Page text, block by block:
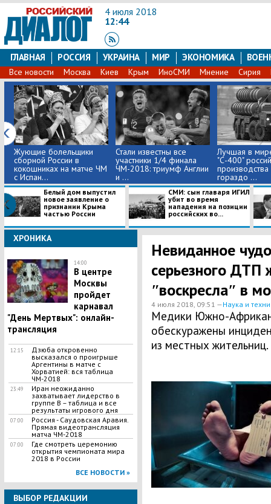
4 июля 2018
12:44
ГЛАВНАЯ РОССИЯ УКРАИНА МИР ЭКОНОМИКА
Все новости Москва Киев Крым ИноСМИ Мнение Сирия
Жующие болельщики
сборной России в
кокошниках на матче ЧМ
с Испан...
Стали известны все
участники 1/4 финала
ЧМ-2018: триумф Англии
и ...
Лучшая в
"С-400"
производства
гораздо ...
Белый дом выпустил
новое заявление о
признании Крыма
частью России
СМИ: сын главаря ИГИЛ
убит во время
нападения на позиции
российских во...
ХРОНИКА
14:00
В центре
Москвы
пройдет
карнавал
"День Мертвых": онлайн-
трансляция
12:15
Дзюба откровенно
высказался о проигрыше
Аргентины в матче с
Хорватией: вся таблица
ЧМ-2018
23:49
Иран неожиданно
захватывает лидерство в
группе В – таблица и все
результаты игрового дня
07:00
Россия - Саудовская Аравия.
Прямая видеотрансляция
матча ЧМ-2018
07:00
Где смотреть церемонию
открытия чемпионата мира
2018 в России
ВСЕ НОВОСТИ »
ВЫБОР РЕДАКЦИИ
Невиданное
серьезного
ʺвоскреслаʺ в
4 июля 2018, 09:51 —Наука и
Медики Южно-
обескуражены
из местных жительниц.